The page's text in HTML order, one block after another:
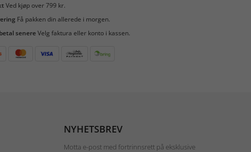
Ved kjøp over 799 kr.
Få pakken din allerede i morgen.
senereVelg faktura eller konto i kassen.
NYHETSBREV
Motta e-post med fortrinnsrett på eksklusive